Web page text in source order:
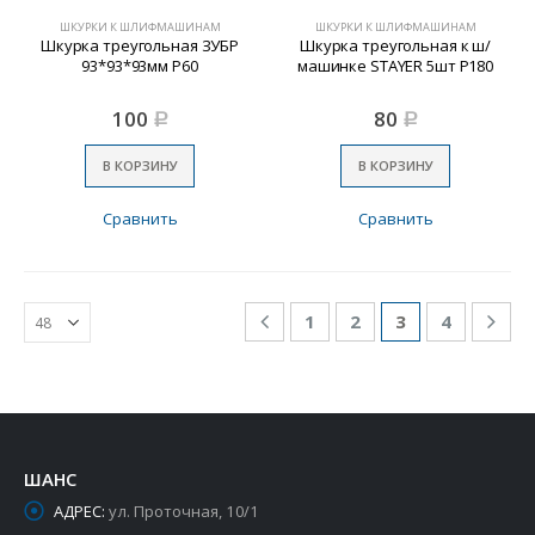
ШКУРКИ К ШЛИФМАШИНАМ
Шкурка треугольная ЗУБР
93*93*93мм Р60
100 Р
В КОРЗИНУ
Сравнить
ШКУРКИ К ШЛИФМАШИНАМ
Шкурка треугольная к ш/
машинке STAYER 5шт Р180
80 Р
В КОРЗИНУ
Сравнить
1 2 3 4
ШАНС
АДРЕС: ул. Проточная, 10/1